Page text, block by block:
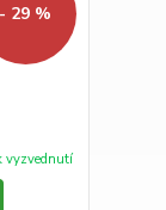
- 29 %
vyzvednutí